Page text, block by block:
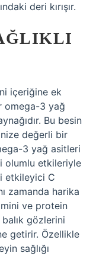
deri kırışır.
içeriğine ek
omega-3 yağ
Bu besin
değerli bir
3 yağ asitleri
olumlu etkileriyle
etkileyici C
zamanda harika
ve protein
balık gözlerini
getirir. Özellikle
sağlığı